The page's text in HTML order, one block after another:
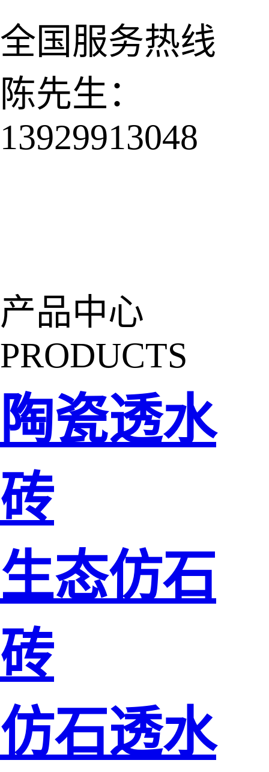
全国服务热线
陈先生：
13929913048
产品中心
PRODUCTS
陶瓷透水
砖
生态仿石
砖
仿石透水